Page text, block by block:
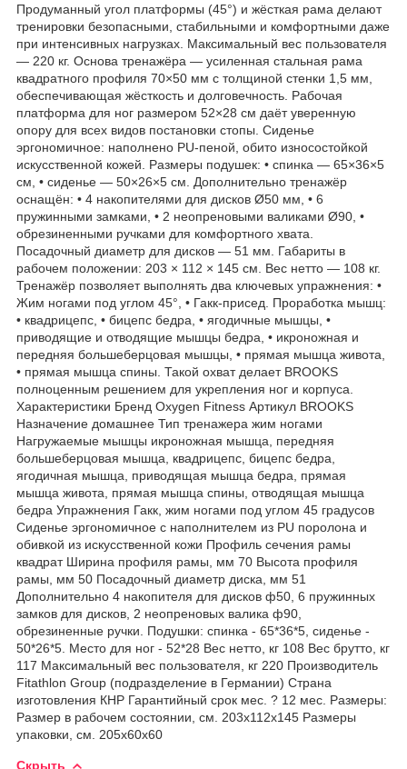
Продуманный угол платформы (45°) и жёсткая рама делают
тренировки безопасными, стабильными и комфортными даже
при интенсивных нагрузках. Максимальный вес пользователя
— 220 кг. Основа тренажёра — усиленная стальная рама
квадратного профиля 70×50 мм с толщиной стенки 1,5 мм,
обеспечивающая жёсткость и долговечность. Рабочая
платформа для ног размером 52×28 см даёт уверенную
опору для всех видов постановки стопы. Сиденье
эргономичное: наполнено PU-пеной, обито износостойкой
искусственной кожей. Размеры подушек: • спинка — 65×36×5
см, • сиденье — 50×26×5 см. Дополнительно тренажёр
оснащён: • 4 накопителями для дисков Ø50 мм, • 6
пружинными замками, • 2 неопреновыми валиками Ø90, •
обрезиненными ручками для комфортного хвата.
Посадочный диаметр для дисков — 51 мм. Габариты в
рабочем положении: 203 × 112 × 145 см. Вес нетто — 108 кг.
Тренажёр позволяет выполнять два ключевых упражнения: •
Жим ногами под углом 45°, • Гакк-присед. Проработка мышц:
• квадрицепс, • бицепс бедра, • ягодичные мышцы, •
приводящие и отводящие мышцы бедра, • икроножная и
передняя большеберцовая мышцы, • прямая мышца живота,
• прямая мышца спины. Такой охват делает BROOKS
полноценным решением для укрепления ног и корпуса.
Характеристики Бренд Oxygen Fitness Артикул BROOKS
Назначение домашнее Тип тренажера жим ногами
Нагружаемые мышцы икроножная мышца, передняя
большеберцовая мышца, квадрицепс, бицепс бедра,
ягодичная мышца, приводящая мышца бедра, прямая
мышца живота, прямая мышца спины, отводящая мышца
бедра Упражнения Гакк, жим ногами под углом 45 градусов
Сиденье эргономичное с наполнителем из PU поролона и
обивкой из искусственной кожи Профиль сечения рамы
квадрат Ширина профиля рамы, мм 70 Высота профиля
рамы, мм 50 Посадочный диаметр диска, мм 51
Дополнительно 4 накопителя для дисков ф50, 6 пружинных
замков для дисков, 2 неопреновых валика ф90,
обрезиненные ручки. Подушки: спинка - 65*36*5, сиденье -
50*26*5. Место для ног - 52*28 Вес нетто, кг 108 Вес брутто, кг
117 Максимальный вес пользователя, кг 220 Производитель
Fitathlon Group (подразделение в Германии) Страна
изготовления КНР Гарантийный срок мес. ? 12 мес. Размеры:
Размер в рабочем состоянии, см. 203х112x145 Размеры
упаковки, см. 205х60x60
Скрыть